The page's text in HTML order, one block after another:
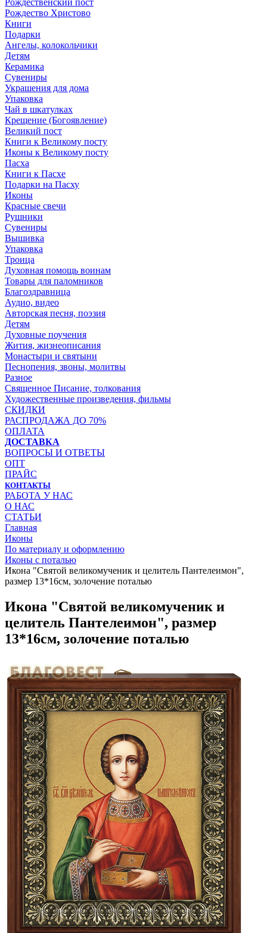
Рождественский пост
Рождество Христово
Книги
Подарки
Ангелы, колокольчики
Детям
Керамика
Сувениры
Украшения для дома
Упаковка
Чай в шкатулках
Крещение (Богоявление)
Великий пост
Книги к Великому посту
Иконы к Великому посту
Пасха
Книги к Пасхе
Подарки на Пасху
Иконы
Красные свечи
Рушники
Сувениры
Вышивка
Упаковка
Троица
Духовная помощь воинам
Товары для паломников
Благоздравница
Аудио, видео
Авторская песня, поэзия
Детям
Духовные поучения
Жития, жизнеописания
Монастыри и святыни
Песнопения, звоны, молитвы
Разное
Священное Писание, толкования
Художественные произведения, фильмы
СКИДКИ
РАСПРОДАЖА ДО 70%
ОПЛАТА
ДОСТАВКА
ВОПРОСЫ И ОТВЕТЫ
ОПТ
ПРАЙС
КОНТАКТЫ
РАБОТА У НАС
О НАС
СТАТЬИ
Главная
Иконы
По материалу и оформлению
Иконы с поталью
Икона "Святой великомученик и целитель Пантелеимон",
размер 13*16см, золочение поталью
Икона "Святой великомученик и
целитель Пантелеимон", размер
13*16см, золочение поталью